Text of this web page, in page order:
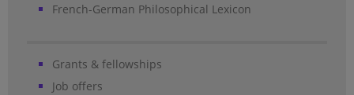
French-German Philosophical Lexicon
Grants & fellowships
Job offers